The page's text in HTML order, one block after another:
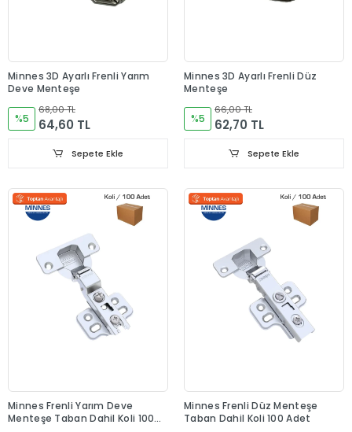
Minnes 3D Ayarlı Frenli Yarım
Deve Menteşe
%5
68,00 TL
64,60 TL
Sepete Ekle
Minnes 3D Ayarlı Frenli Düz
Menteşe
%5
66,00 TL
62,70 TL
Sepete Ekle
Minnes Frenli Yarım Deve
Menteşe Taban Dahil Koli 100
Minnes Frenli Düz Menteşe
Taban Dahil Koli 100 Adet